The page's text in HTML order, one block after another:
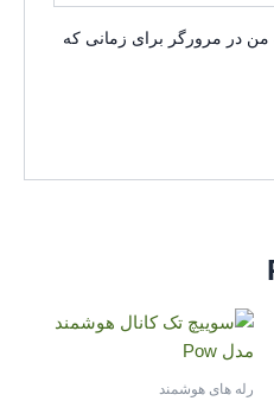
من در مرورگر برای زمانی که
رله های هوشمند